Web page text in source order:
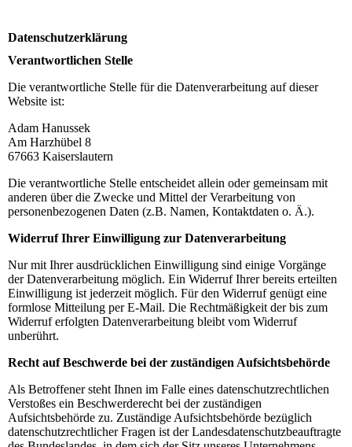
Datenschutzerklärung
Verantwortlichen Stelle
Die verantwortliche Stelle für die Datenverarbeitung auf dieser
Website ist:
Adam Hanussek
Am Harzhübel 8
67663 Kaiserslautern
Die verantwortliche Stelle entscheidet allein oder gemeinsam mit
anderen über die Zwecke und Mittel der Verarbeitung von
personenbezogenen Daten (z.B. Namen, Kontaktdaten o. Ä.).
Widerruf Ihrer Einwilligung zur Datenverarbeitung
Nur mit Ihrer ausdrücklichen Einwilligung sind einige Vorgänge
der Datenverarbeitung möglich. Ein Widerruf Ihrer bereits erteilten
Einwilligung ist jederzeit möglich. Für den Widerruf genügt eine
formlose Mitteilung per E-Mail. Die Rechtmäßigkeit der bis zum
Widerruf erfolgten Datenverarbeitung bleibt vom Widerruf
unberührt.
Recht auf Beschwerde bei der zuständigen Aufsichtsbehörde
Als Betroffener steht Ihnen im Falle eines datenschutzrechtlichen
Verstoßes ein Beschwerderecht bei der zuständigen
Aufsichtsbehörde zu. Zuständige Aufsichtsbehörde bezüglich
datenschutzrechtlicher Fragen ist der Landesdatenschutzbeauftragte